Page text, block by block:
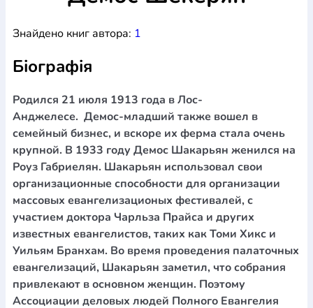
Шлюб і сім`я
Юдаїзм
ПеріодикаАудіо Ручки кулькові
БлокнотиЩоденники / щотижневики
Навчальні мапиШкіряні вироби Магніти
виробиМіні-лампиНаклейки Настільні ігриПакети
подарункові Плакати Пластмасові виробиХустки
Подарункові карткиРозвиваючі ігриРепринтиСвічки
Зошити Фотокартини Чохли на Библії
Календарі
Канцелярскі товари
Комп`ютерні ігри
ЛистівкиСувенирна продукціяГодинники Пазли
Книга в комплекті
За додатковою інформацією дзвоніть за номером:+38
(097) 880-6379
Ми у Facebook
Знайдено книг автора: 1
Біографія
Родился 21 июля 1913 года в Лос-
Анджелесе. Демос-младший также вошел в
семейный бизнес, и вскоре их ферма стала очень
крупной. В 1933 году Демос Шакарьян женился на
Роуз Габриелян. Шакарьян использовал свои
организационные способности для организации
массовых евангелизационых фестивалей, с
участием доктора Чарльза Прайса и других
известных евангелистов, таких как Томи Хикс и
Уильям Бранхам. Во время проведения палаточных
евангелизаций, Шакарьян заметил, что собрания
привлекают в основном женщин. Поэтому
Ассоциации деловых людей Полного Евангелия